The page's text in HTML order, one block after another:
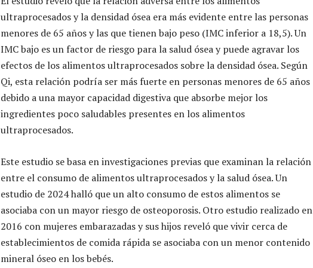
ultraprocesados y la densidad ósea era más evidente entre las personas
menores de 65 años y las que tienen bajo peso (IMC inferior a 18,5). Un
IMC bajo es un factor de riesgo para la salud ósea y puede agravar los
efectos de los alimentos ultraprocesados sobre la densidad ósea. Según
Qi, esta relación podría ser más fuerte en personas menores de 65 años
debido a una mayor capacidad digestiva que absorbe mejor los
ingredientes poco saludables presentes en los alimentos
ultraprocesados.
Este estudio se basa en investigaciones previas que examinan la relación
entre el consumo de alimentos ultraprocesados y la salud ósea. Un
estudio de 2024 halló que un alto consumo de estos alimentos se
asociaba con un mayor riesgo de osteoporosis. Otro estudio realizado en
2016 con mujeres embarazadas y sus hijos reveló que vivir cerca de
establecimientos de comida rápida se asociaba con un menor contenido
mineral óseo en los bebés.